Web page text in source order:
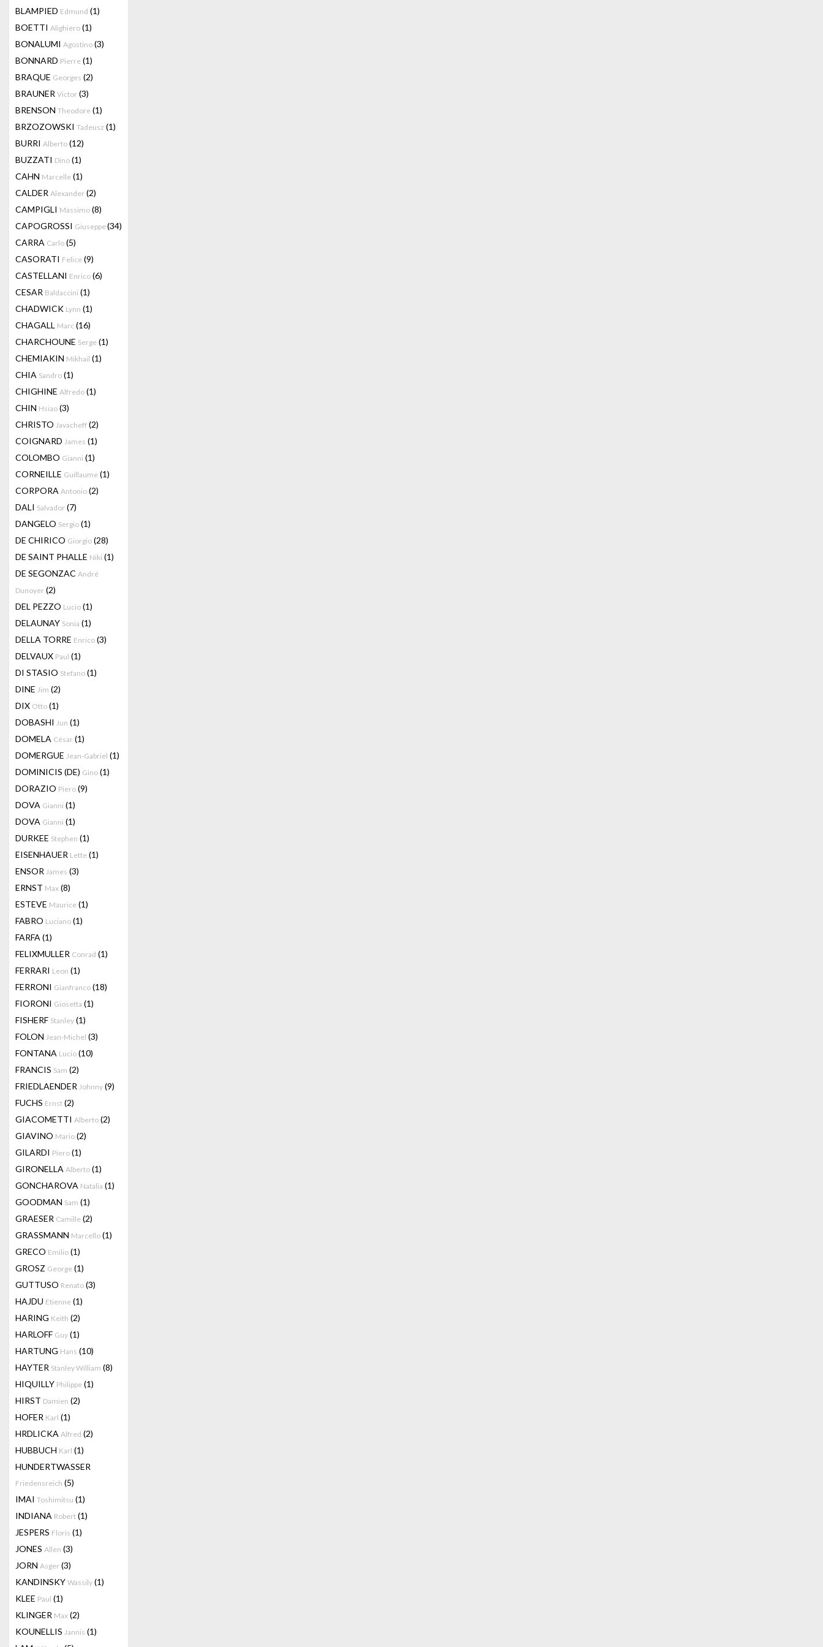
BLAMPIED Edmund (1)
BOETTI Alighiero (1)
BONALUMI Agostino (3)
BONNARD Pierre (1)
BRAQUE Georges (2)
BRAUNER Victor (3)
BRENSON Theodore (1)
BRZOZOWSKI Tadeusz (1)
BURRI Alberto (12)
BUZZATI Dino (1)
CAHN Marcelle (1)
CALDER Alexander (2)
CAMPIGLI Massimo (8)
CAPOGROSSI Giuseppe(34)
CARRA Carlo (5)
CASORATI Felice (9)
CASTELLANI Enrico (6)
CESAR Baldaccini (1)
CHADWICK Lynn (1)
CHAGALL Marc (16)
CHARCHOUNE Serge (1)
CHEMIAKIN Mikhail (1)
CHIA Sandro (1)
CHIGHINE Alfredo (1)
CHIN Hsiao (3)
CHRISTO Javacheff (2)
COIGNARD James (1)
COLOMBO Gianni (1)
CORNEILLE Guillaume (1)
CORPORA Antonio (2)
DALI Salvador (7)
DANGELO Sergio (1)
DE CHIRICO Giorgio (28)
DE SAINT PHALLE Niki (1)
DE SEGONZAC André
Dunoyer (2)
DEL PEZZO Lucio (1)
DELAUNAY Sonia (1)
DELLA TORRE Enrico (3)
DELVAUX Paul (1)
DI STASIO Stefano (1)
DINE Jim (2)
DIX Otto (1)
DOBASHI Jun (1)
DOMELA César (1)
DOMERGUE Jean-Gabriel (1)
DOMINICIS (DE) Gino (1)
DORAZIO Piero (9)
DOVA Gianni (1)
DOVA Gianni (1)
DURKEE Stephen (1)
EISENHAUER Lette (1)
ENSOR James (3)
ERNST Max (8)
ESTEVE Maurice (1)
FABRO Luciano (1)
FARFA (1)
FELIXMULLER Conrad (1)
FERRARI Leon (1)
FERRONI Gianfranco (18)
FIORONI Giosetta (1)
FISHERF Stanley (1)
FOLON Jean-Michel (3)
FONTANA Lucio (10)
FRANCIS Sam (2)
FRIEDLAENDER Johnny (9)
FUCHS Ernst (2)
GIACOMETTI Alberto (2)
GIAVINO Mario (2)
GILARDI Piero (1)
GIRONELLA Alberto (1)
GONCHAROVA Natalia (1)
GOODMAN Sam (1)
GRAESER Camille (2)
GRASSMANN Marcello (1)
GRECO Emilio (1)
GROSZ George (1)
GUTTUSO Renato (3)
HAJDU Etienne (1)
HARING Keith (2)
HARLOFF Guy (1)
HARTUNG Hans (10)
HAYTER Stanley William (8)
HIQUILLY Philippe (1)
HIRST Damien (2)
HOFER Karl (1)
HRDLICKA Alfred (2)
HUBBUCH Karl (1)
HUNDERTWASSER
Friedensreich (5)
IMAI Toshimitsu (1)
INDIANA Robert (1)
JESPERS Floris (1)
JONES Allen (3)
JORN Asger (3)
KANDINSKY Wassily (1)
KLEE Paul (1)
KLINGER Max (2)
KOUNELLIS Jannis (1)